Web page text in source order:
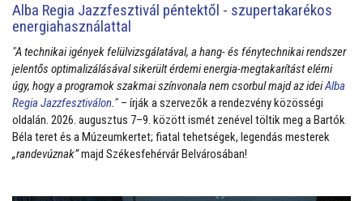
Alba Regia Jazzfesztivál péntektől - szupertakarékos
energiahasználattal
"A technikai igények felülvizsgálatával, a hang- és fénytechnikai rendszer
jelentős optimalizálásával sikerült érdemi energia-megtakarítást elérni
úgy, hogy a programok szakmai színvonala nem csorbul majd az ideiAlba
Regia Jazzfesztiválon." – írják a szervezők a rendezvény közösségi
oldalán. 2026. augusztus 7–9. között ismét zenével töltik meg a Bartók
Béla teret és a Múzeumkertet; fiatal tehetségek, legendás mesterek
„randevúznak”majd Székesfehérvár Belvárosában!